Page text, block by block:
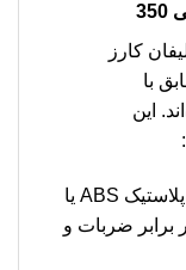
جی 350 که در لیفان کارز
با
این
ساخته شده از پلاستیک ABS یا
برابر ضربات و